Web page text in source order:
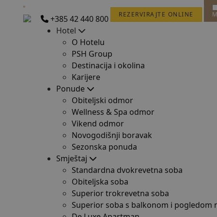
+385 42 440 800 REZERVIRAJTE ONLINE
Hotel
O Hotelu
PSH Group
Destinacija i okolina
Karijere
Ponude
Obiteljski odmor
Wellness & Spa odmor
Vikend odmor
Novogodišnji boravak
Sezonska ponuda
Smještaj
Standardna dvokrevetna soba
Obiteljska soba
Superior trokrevetna soba
Superior soba s balkonom i pogledom